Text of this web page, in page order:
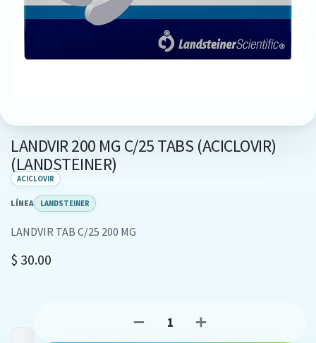
LANDVIR 200 MG C/25 TABS (ACICLOVIR)
(LANDSTEINER)
ACICLOVIR
LÍNEA LANDSTEINER
LANDVIR TAB C/25 200 MG
$ 30.00